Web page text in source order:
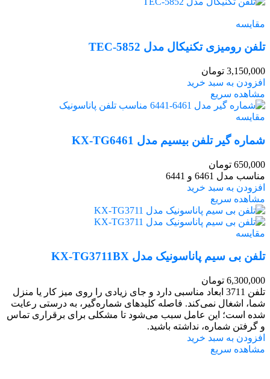
مقایسه
تلفن رومیزی تکنیکال مدل TEC-5852
3,150,000 تومان
افزودن به سبد خرید
مشاهده سریع
مقایسه
شماره گیر تلفن بیسیم مدل KX-TG6461
650,000 تومان
مناسب مدل 6461 و 6441
افزودن به سبد خرید
مشاهده سریع
مقایسه
تلفن بی سیم پاناسونیک مدل KX-TG3711BX
6,300,000 تومان
تلفن 3711 ابعاد مناسبی دارد و جای زیادی را روی میز کار یا منزل
شما، اشغال نمی‌کند. فاصله کلیدهای شماره‌گیر، به درستی رعایت
شده است؛ این عامل سبب می‌شود تا مشکلی برای برقراری تماس
و گرفتن شماره، نداشته باشید.
افزودن به سبد خرید
مشاهده سریع